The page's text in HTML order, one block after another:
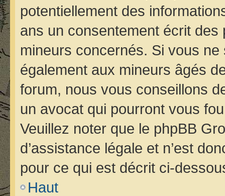
potentiellement des
ans un consentement écrit
mineurs concernés. Si vous ne
également aux mineurs âgés
forum, nous vous conseillons
un avocat qui pourront vous
Veuillez noter que le phpBB
d’assistance légale et n’est
pour ce qui est décrit ci-
Haut